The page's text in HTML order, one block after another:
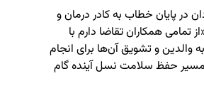
در پایان خطاب به کادر درمان و
تمامی همکاران تقاضا دارم با
و تشویق آن‌ها برای انجام
مسیر حفظ سلامت نسل آینده گام